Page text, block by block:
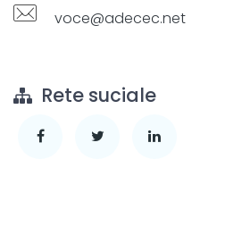
voce@adecec.net
Rete suciale